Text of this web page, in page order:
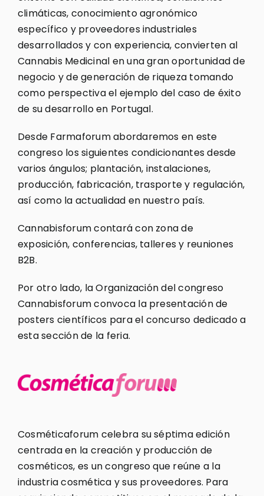
climáticas, conocimiento agronómico
específico y proveedores industriales
desarrollados y con experiencia, convierten al
Cannabis Medicinal en una gran oportunidad de
negocio y de generación de riqueza tomando
como perspectiva el ejemplo del caso de éxito
de su desarrollo en Portugal.
Desde Farmaforum abordaremos en este
congreso los siguientes condicionantes desde
varios ángulos; plantación, instalaciones,
producción, fabricación, trasporte y regulación,
así como la actualidad en nuestro país.
Cannabisforum contará con zona de
exposición, conferencias, talleres y reuniones
B2B.
Por otro lado, la Organización del congreso
Cannabisforum convoca la presentación de
posters científicos para el concurso dedicado a
esta sección de la feria.
Cosméticaforum celebra su séptima edición
centrada en la creación y producción de
cosméticos, es un congreso que reúne a la
industria cosmética y sus proveedores. Para